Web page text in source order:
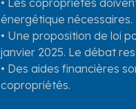
• Les copropriétés
énergétique nécessaires.
• Une proposition de loi
janvier 2025. Le débat
• Des aides financières
copropriétés.